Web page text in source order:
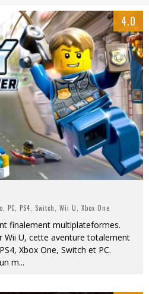
« MOFUSAND / Parler Japonais » – Des Expressions Pratiques !
« Dr Wertham / L’homme qui étudia les tueurs en série » - Un Métier à Risque !
Assassin's Creed Black Flag Resynced
« Le Vent dand les Saules » - Une Belle Histoire !
« Damn Them All » - Un duo de Choc !
Yoshi and the mysterious book
4.0
, PC, PS4, Switch, Wii U, Xbox One
finalement multiplateformes.
Wii U, cette aventure totalement
Xbox One, Switch et PC.
m...